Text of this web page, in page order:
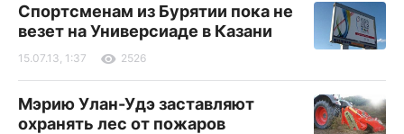
Спортсменам из Бурятии пока не
везет на Универсиаде в Казани
15.07.13, 1:37 2526
Мэрию Улан-Удэ заставляют
охранять лес от пожаров